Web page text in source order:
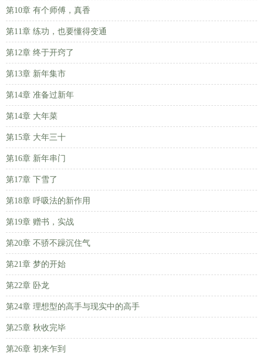
第10章 有个师傅，真香
第11章 练功，也要懂得变通
第12章 终于开窍了
第13章 新年集市
第14章 准备过新年
第14章 大年菜
第15章 大年三十
第16章 新年串门
第17章 下雪了
第18章 呼吸法的新作用
第19章 赠书，实战
第20章 不骄不躁沉住气
第21章 梦的开始
第22章 卧龙
第24章 理想型的高手与现实中的高手
第25章 秋收完毕
第26章 初来乍到